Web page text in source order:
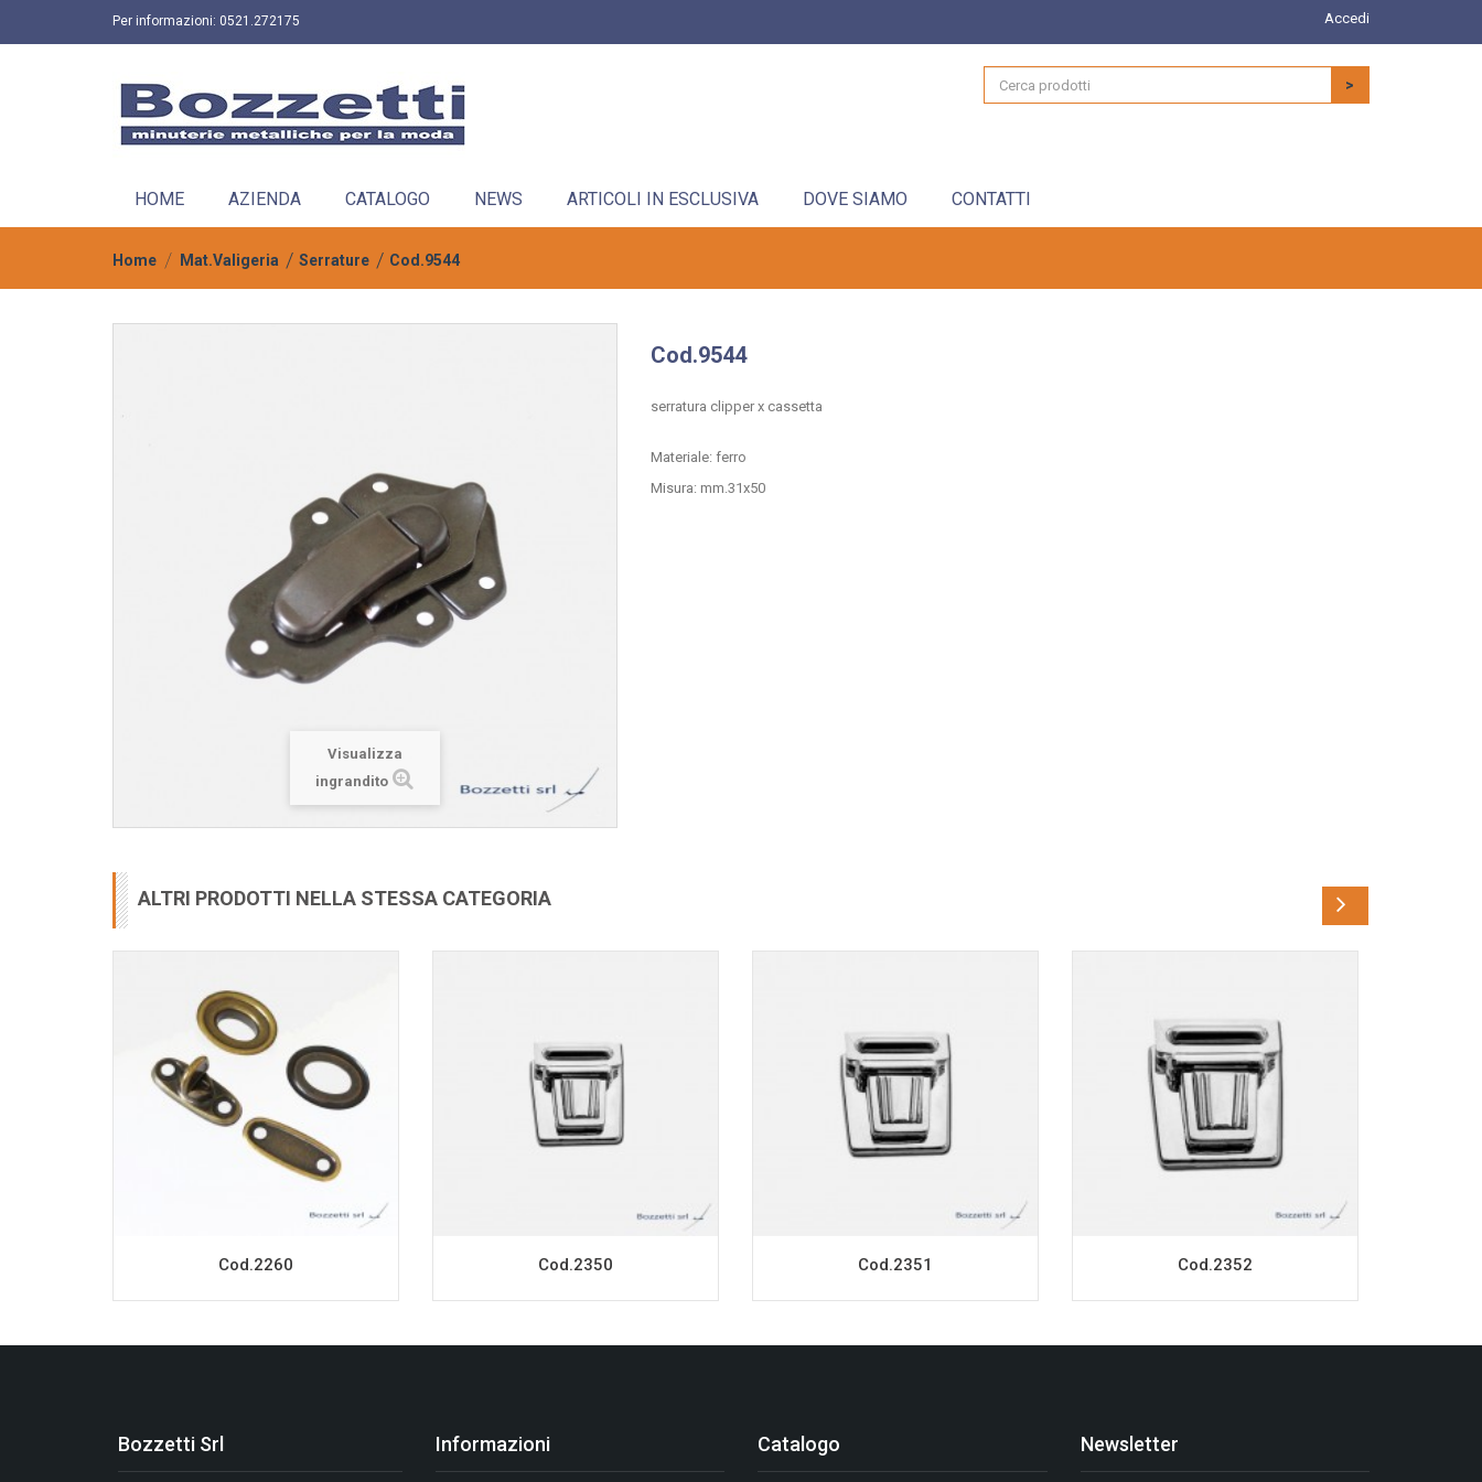
Accedi
Per informazioni: 0521.272175
>
HOME AZIENDA CATALOGO NEWS ARTICOLI IN ESCLUSIVA DOVE SIAMO CONTATTI
Home Mat.Valigeria Serrature Cod.9544
Visualizza
ingrandito
Cod.9544
serratura clipper x cassetta
Materiale: ferro
Misura: mm.31x50
ALTRI PRODOTTI NELLA STESSA CATEGORIA
Cod.2260 Cod.2350 Cod.2351 Cod.2352
Bozzetti Srl Informazioni Catalogo Newsletter